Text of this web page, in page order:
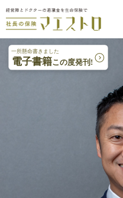
Main menu
Skip to content